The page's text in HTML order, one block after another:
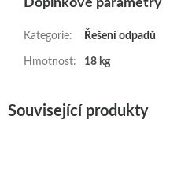
Kategorie: Řešení odpadů
Hmotnost: 18 kg
Související produkty